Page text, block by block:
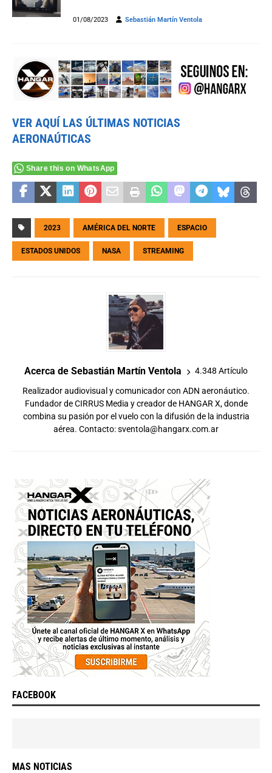
01/08/2023 Sebastián Martín Ventola
VER AQUÍ LAS ÚLTIMAS NOTICIAS
AERONAÚTICAS
Share this on WhatsApp
2023 AMÉRICA DEL NORTE ESPACIO
ESTADOS UNIDOS NASA STREAMING
Acerca de Sebastián Martín Ventola 4.348 Artículo
Realizador audiovisual y comunicador con ADN aeronáutico.
Fundador de CIRRUS Media y creador de HANGAR X, donde
combina su pasión por el vuelo con la difusión de la industria
aérea. Contacto:sventola@hangarx.com.ar
FACEBOOK
MAS NOTICIAS